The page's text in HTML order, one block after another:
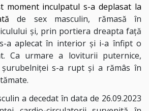
moment inculpatul s-a deplasat la
de sex masculin, rămasă în
şi, prin portiera dreapta faţă
s-a aplecat în interior şi i-a înfipt o
Ca urmare a loviturii puternice,
s-a rupt şi a rămâs în
a decedat în data de 26.09.2023